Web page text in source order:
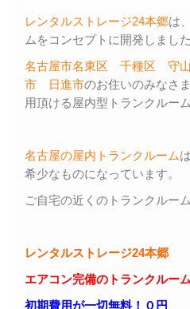
レンタルストレージ24本郷は
ムをコンセプトに開発しました
名古屋市名東区
千種区 守
市
日進市のお住いのみなさ
用頂ける屋内型トランクルー
名古屋の屋内トランクルーム
希少なものになっています。
ご自宅の近くのトランクルー
レンタルストレージ24本郷
エアコン完備のトランクルーム
初期費用が一切無料！０円